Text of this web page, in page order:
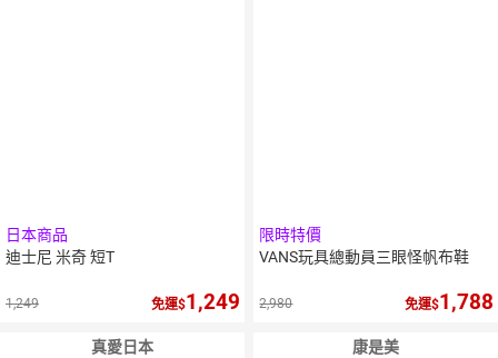
日本商品
迪士尼 米奇 短T
1,249 免運 1,249
限時特價
VANS玩具總動員三眼怪帆布鞋
2,980 免運 1,788
真愛日本 康是美